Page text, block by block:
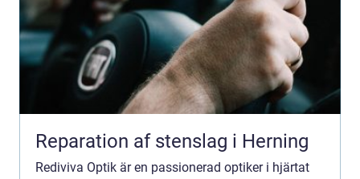
Reparation af stenslag i Herning
Rediviva Optik är en passionerad optiker i hjärtat